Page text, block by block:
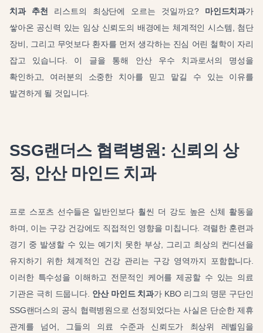
치과 추천 리스트의 최상단에 오르는 것일까요? 마인드치과가
쌓아온 공신력 있는 임상 신뢰도의 배경에는 체계적인 시스템, 첨단
장비, 그리고 무엇보다 환자를 먼저 생각하는 진심 어린 철학이 자리
잡고 있습니다. 이 글을 통해 안산 우수 치과로서의 명성을
확인하고, 여러분의 소중한 치아를 믿고 맡길 수 있는 이유를
발견하게 될 것입니다.
SSG랜더스 협력병원: 신뢰의 상
징, 안산 마인드 치과
프로 스포츠 선수들은 일반인보다 훨씬 더 강도 높은 신체 활동을
하며, 이는 구강 건강에도 직접적인 영향을 미칩니다. 격렬한 훈련과
경기 중 발생할 수 있는 예기치 못한 부상, 그리고 최상의 컨디션을
유지하기 위한 체계적인 건강 관리는 구강 영역까지 포함합니다.
이러한 특수성을 이해하고 전문적인 케어를 제공할 수 있는 의료
기관은 극히 드뭅니다. 안산 마인드 치과가 KBO 리그의 명문 구단인
SSG랜더스의 공식 협력병원으로 선정되었다는 사실은 단순한 제휴
관계를 넘어, 그들의 의료 수준과 신뢰도가 최상위 레벨임을